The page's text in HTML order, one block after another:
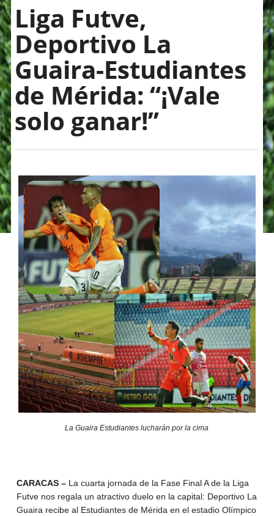
Liga Futve,
Deportivo La
Guaira-Estudiantes
de Mérida: “¡Vale
solo ganar!”
La Guaira Estudiantes lucharán por la cima
CARACAS – La cuarta jornada de la Fase Final A de la Liga
Futve nos regala un atractivo duelo en la capital: Deportivo La
Guaira recibe al Estudiantes de Mérida en el estadio Olímpico